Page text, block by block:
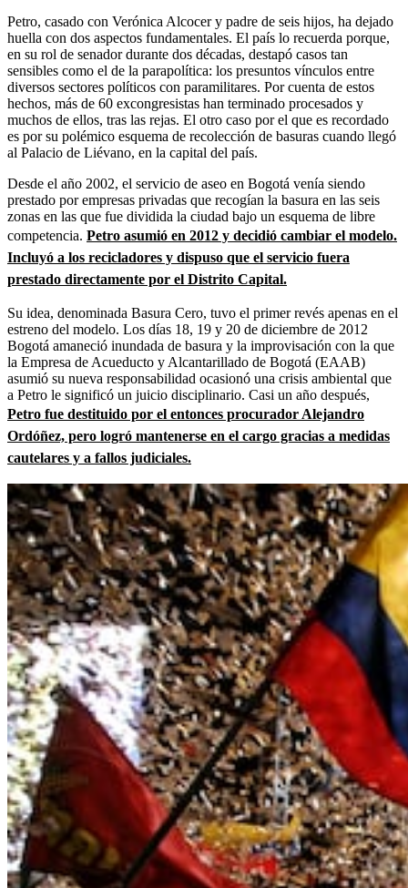
Petro, casado con Verónica Alcocer y padre de seis hijos, ha dejado
huella con dos aspectos fundamentales. El país lo recuerda porque,
en su rol de senador durante dos décadas, destapó casos tan
sensibles como el de la parapolítica: los presuntos vínculos entre
diversos sectores políticos con paramilitares. Por cuenta de estos
hechos, más de 60 excongresistas han terminado procesados y
muchos de ellos, tras las rejas. El otro caso por el que es recordado
es por su polémico esquema de recolección de basuras cuando llegó
al Palacio de Liévano, en la capital del país.
Desde el año 2002, el servicio de aseo en Bogotá venía siendo
prestado por empresas privadas que recogían la basura en las seis
zonas en las que fue dividida la ciudad bajo un esquema de libre
competencia. Petro asumió en 2012 y decidió cambiar el modelo.
Incluyó a los recicladores y dispuso que el servicio fuera
prestado directamente por el Distrito Capital.
Su idea, denominada Basura Cero, tuvo el primer revés apenas en el
estreno del modelo. Los días 18, 19 y 20 de diciembre de 2012
Bogotá amaneció inundada de basura y la improvisación con la que
la Empresa de Acueducto y Alcantarillado de Bogotá (EAAB)
asumió su nueva responsabilidad ocasionó una crisis ambiental que
a Petro le significó un juicio disciplinario. Casi un año después,
Petro fue destituido por el entonces procurador Alejandro
Ordóñez, pero logró mantenerse en el cargo gracias a medidas
cautelares y a fallos judiciales.